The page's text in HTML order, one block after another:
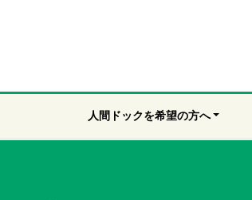
人間ドックを希望の方へ